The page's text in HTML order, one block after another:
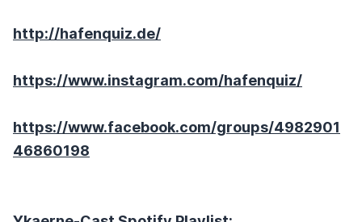
http://hafenquiz.de/
https://www.instagram.com/hafenquiz/
https://www.facebook.com/groups/4982901
46860198